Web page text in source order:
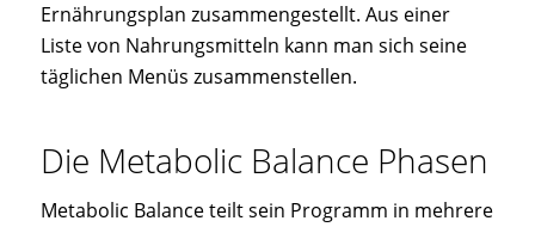
Ernährungsplan zusammengestellt. Aus einer
Liste von Nahrungsmitteln kann man sich seine
täglichen Menüs zusammenstellen.
Die Metabolic Balance Phasen
Metabolic Balance teilt sein Programm in mehrere